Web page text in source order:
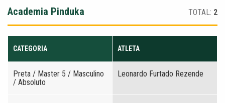
Academia Pinduka TOTAL: 2
CATEGORIA ATLETA
Preta / Master 5 / Masculino
/ Absoluto
Leonardo Furtado Rezende